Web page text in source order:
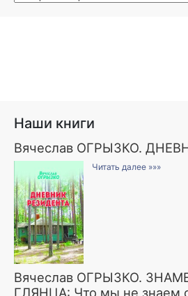
Наши книги
Вячеслав ОГРЫЗКО.
Читать далее »»»
Вячеслав ОГРЫЗКО.
ГЛЯНЦА: Что мы не знаем